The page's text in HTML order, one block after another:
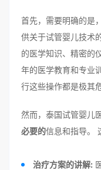
首先，需要明确的是
供关于试管婴儿技术
的医学知识、精密的
年的医学教育和专业
行这些操作都是极其
然而，泰国试管婴儿
必要的信息和指导。
治疗方案的讲解: